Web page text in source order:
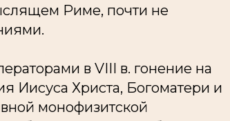
Риме, почти не
в VIII в. гонение на
Иисуса Христа, Богоматери и
монофизитской